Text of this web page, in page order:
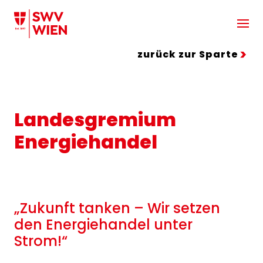
Zum Hauptinhalt springen
zurück zur Sparte
Landesgremium
Energiehandel
„Zukunft tanken – Wir setzen
den Energiehandel unter
Strom!“